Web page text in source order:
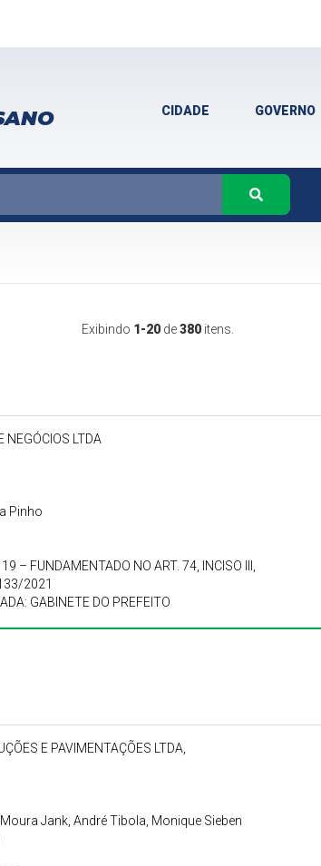
CIDADE GOVERNO
Exibindo 1-20de380itens.
NEGÓCIOS LTDA
Pinho
– FUNDAMENTADO NO ART. 74, INCISO III,
2021
GABINETE DO PREFEITO
E PAVIMENTAÇÕES LTDA,
Jank, André Tibola, Monique Sieben